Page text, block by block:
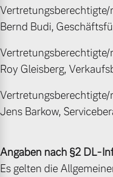
Service by Volvo
Vertretungsberechtigte/
Bernd Budi,
Vertretungsberechtigte/
Roy Gleisberg,
Vertretungsberechtigte/
Jens Barkow,
Angaben nach §2 DL-
Es gelten die